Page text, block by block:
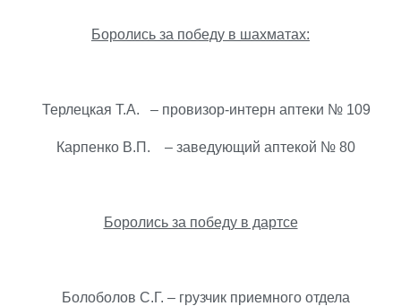
Боролись за победу в шахматах:
Терлецкая Т.А. – провизор-интерн аптеки № 109
Карпенко В.П. – заведующий аптекой № 80
Боролись за победу в дартсе
Болоболов С.Г. – грузчик приемного отдела